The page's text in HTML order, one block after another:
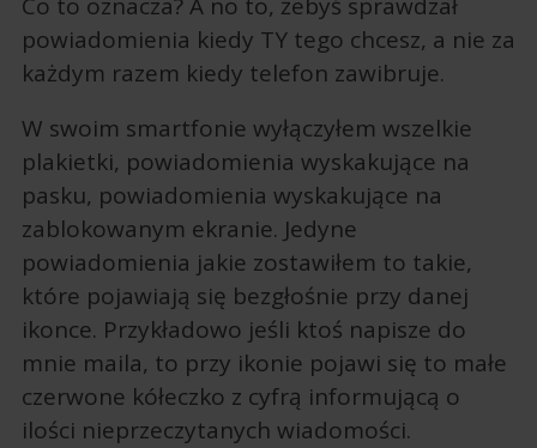
Co to oznacza? A no to, żebyś sprawdzał
powiadomienia kiedy TY tego chcesz, a nie za
każdym razem kiedy telefon zawibruje.
W swoim smartfonie wyłączyłem wszelkie
plakietki, powiadomienia wyskakujące na
pasku, powiadomienia wyskakujące na
zablokowanym ekranie. Jedyne
powiadomienia jakie zostawiłem to takie,
które pojawiają się bezgłośnie przy danej
ikonce. Przykładowo jeśli ktoś napisze do
mnie maila, to przy ikonie pojawi się to małe
czerwone kółeczko z cyfrą informującą o
ilości nieprzeczytanych wiadomości.